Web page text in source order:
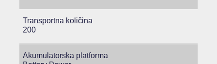
Transportna količina
200
Akumulatorska platforma